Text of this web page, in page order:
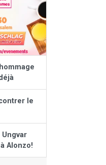
le
Ungvar
Alonzo!